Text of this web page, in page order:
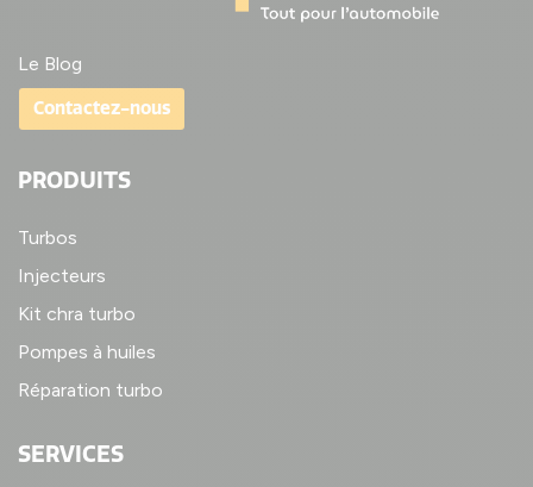
Le Blog
Contactez-nous
PRODUITS
Turbos
Injecteurs
Kit chra turbo
Pompes à huiles
Réparation turbo
SERVICES